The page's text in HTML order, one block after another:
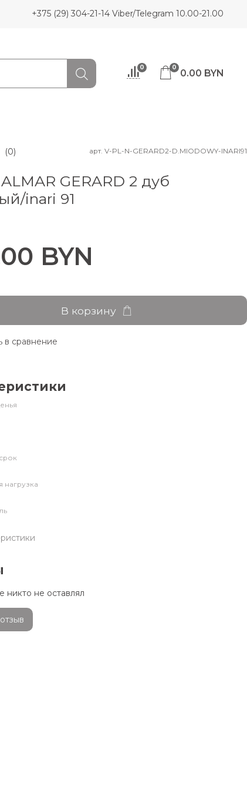
+375 (29) 304-21-14 Viber/Telegram 10.00-21.00
0 0 0.00 BYN
(0) арт. V-PL-N-GERARD2-D.MIODOWY-INARI91
GERARD 2 дуб
inari 91
BYN
В корзину
в сравнение
нагрузка
никто не оставлял